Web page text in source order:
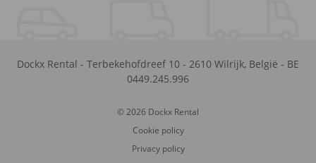
Dockx Rental - Terbekehofdreef 10 - 2610 Wilrijk, België - BE
0449.245.996
© 2026 Dockx Rental
Cookie policy
Privacy policy